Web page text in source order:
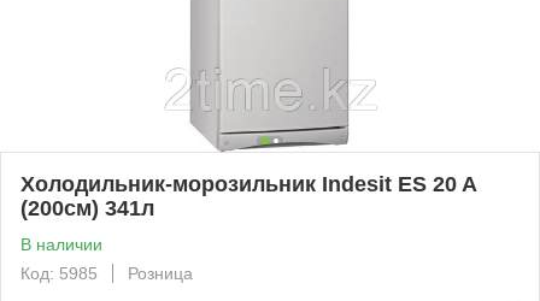
Холодильник-морозильник Indesit ES 20 A
(200см) 341л
В наличии
Код: 5985
Розница